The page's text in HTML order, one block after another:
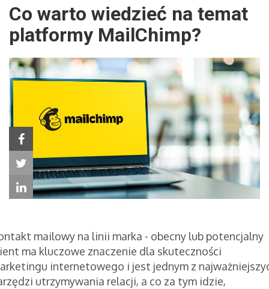
Co warto wiedzieć na temat
platformy MailChimp?
mailowy na linii marka - obecny lub potencjalny
ma kluczowe znaczenie dla skuteczności
internetowego i jest jednym z
utrzymywania relacji, a co za tym idzie,